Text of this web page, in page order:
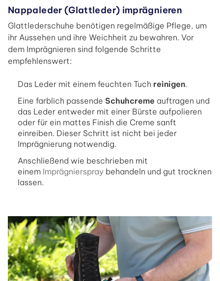
Nappaleder (Glattleder) imprägnieren
Glattlederschuhe benötigen regelmäßige Pflege, um
ihr Aussehen und ihre Weichheit zu bewahren. Vor
dem Imprägnieren sind folgende Schritte
empfehlenswert:
Das Leder mit einem feuchten Tuch reinigen.
Eine farblich passende Schuhcreme auftragen und
das Leder entweder mit einer Bürste aufpolieren
oder für ein mattes Finish die Creme sanft
einreiben. Dieser Schritt ist nicht bei jeder
Imprägnierung notwendig.
Anschließend wie beschrieben mit
einem Imprägnierspray behandeln und gut trocknen
lassen.